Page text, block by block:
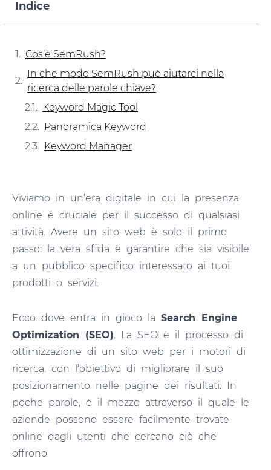
Indice
Cos’è SemRush?
In che modo SemRush può aiutarci nella
ricerca delle parole chiave?
Keyword Magic Tool
Panoramica Keyword
Keyword Manager
Viviamo in un’era digitale in cui la presenza
online è cruciale per il successo di qualsiasi
attività. Avere un sito web è solo il primo
passo; la vera sfida è garantire che sia visibile
a un pubblico specifico interessato ai tuoi
prodotti o servizi.
Ecco dove entra in gioco la Search Engine
Optimization (SEO) . La SEO è il processo di
ottimizzazione di un sito web per i motori di
ricerca, con l’obiettivo di migliorare il suo
posizionamento nelle pagine dei risultati. In
poche parole, è il mezzo attraverso il quale le
aziende possono essere facilmente trovate
online dagli utenti che cercano ciò che
offrono.